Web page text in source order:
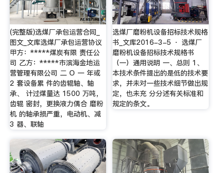
(完整版)选煤厂承包运营合同_
图文_文库选煤厂承包运营协议
甲方：*****煤炭有限 责任公
司 乙方：*****市滨海金地运
营管理有限公司 二 O 一 年或
2 套设备累 件的齿辊轴、轴
承、 计过煤量达 1500 万吨，
齿辊 密封，更换液力偶合 磨粉
机 的轴承损严重，电动机、减
3 器、联轴
选煤厂磨粉机设备招标技术规格
书_文库2016-3-5 · 选煤厂
磨粉机设备招标技术规格书
（一）通用说明 一、总则 1、
本技术条件提出的是低的技术要
求，并未对一些技术细节做出规
定，也未充 分分述有关标准和
规定的条文。